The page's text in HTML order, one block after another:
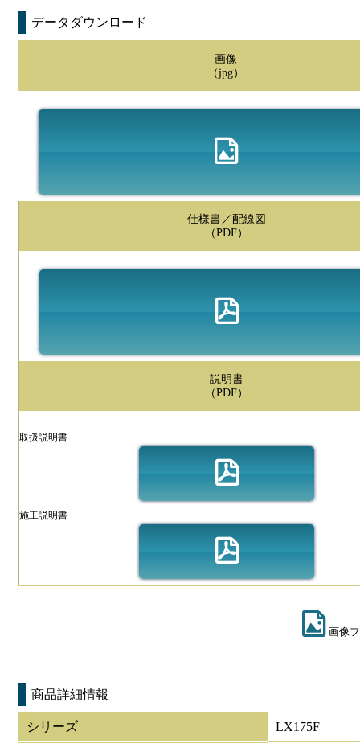
データダウンロード
画像
（jpg）
仕様書／配線図
（PDF）
説明書
（PDF）
取扱説明書
施工説明書
画像
商品詳細情報
シリーズ LX175F